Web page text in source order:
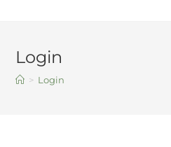
Login
> Login